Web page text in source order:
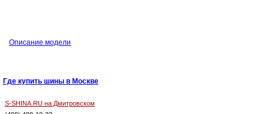
Описание модели
Где купить шины в Москве
S-SHINA.RU на Дмитровском